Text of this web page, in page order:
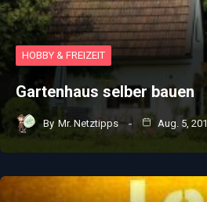
HOBBY & FREIZEIT
Gartenhaus selber bauen
By Mr. Netztipps Aug. 5,